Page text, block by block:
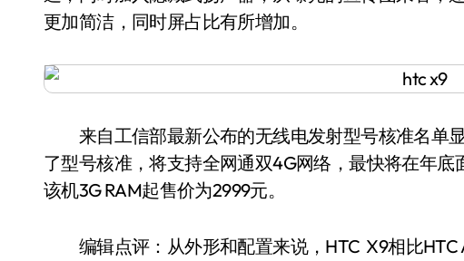
更加简洁，同时屏占比有所增加。
来自工信部最新公布的无线电发射型号核准名单
了型号核准，将支持全网通双4G网络，最快将在年底
该机3G RAM起售价为2999元。
编辑点评：从外形和配置来说，HTC X9相比HTC